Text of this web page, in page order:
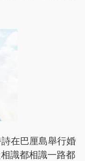
在巴厘島舉行婚
識都相識一路都